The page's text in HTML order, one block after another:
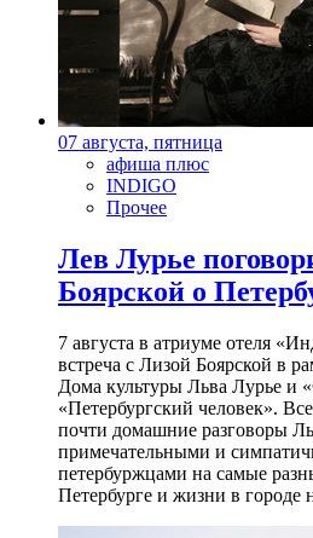
07 августа, пятница
афиша плюс
INDIGO
Прочее
Лев Лурье
Боярской о
7 августа в атриуме отеля
встреча с Лизой Боярской в
Дома культуры Льва Лурье и
«Петербургский человек».
почти домашние разговоры
примечательными и
петербуржцами на самые
Петербурге и жизни в городе